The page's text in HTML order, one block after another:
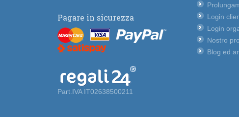
Pagare in sicurezza
Part.IVA IT02638500211
Login
Login
Nostro
Blog ed